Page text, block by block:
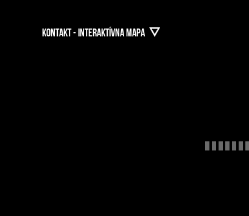
KONTAKT - INTERAKTÍVNA MAPA